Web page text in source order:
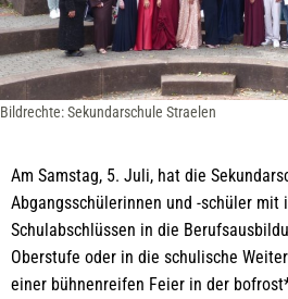
Bildrechte: Sekundarschule Straelen
Am Samstag, 5. Juli, hat die
Abgangsschülerinnen und -schüler mit
Schulabschlüssen in die
Oberstufe oder in die schulische
einer bühnenreifen Feier in der